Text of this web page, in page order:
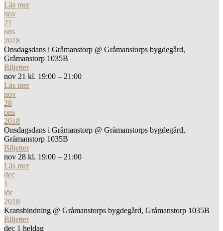
Läs mer
nov
21
ons
2018
Onsdagsdans i Gråmanstorp @ Gråmanstorps bygdegård,
Gråmanstorp 1035B
Biljetter
nov 21 kl. 19:00 – 21:00
Läs mer
nov
28
ons
2018
Onsdagsdans i Gråmanstorp @ Gråmanstorps bygdegård,
Gråmanstorp 1035B
Biljetter
nov 28 kl. 19:00 – 21:00
Läs mer
dec
1
lör
2018
Kransbindning @ Gråmanstorps bygdegård, Gråmanstorp 1035B
Biljetter
dec 1 heldag